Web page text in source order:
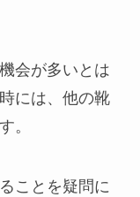
会が多いとは
には、他の靴
。
ことを疑問に